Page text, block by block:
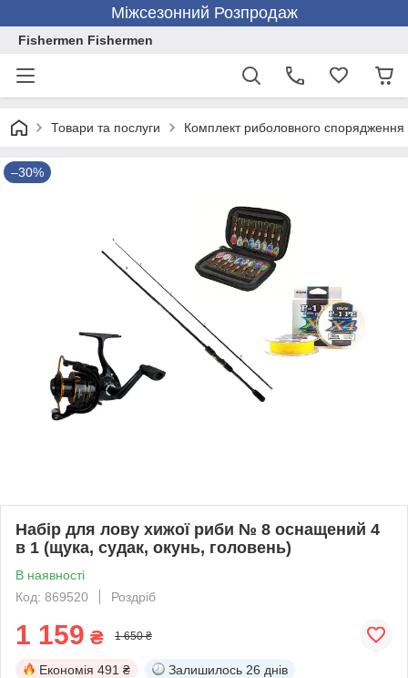
Міжсезонний Розпродаж
Fishermen Fishermen
Товари та послуги Комплект риболовного спорядження
–30%
Набір для лову хижої риби № 8 оснащений 4
в 1 (щука, судак, окунь, головень)
В наявності
Код: 869520
Роздріб
1 159 ₴ 1 650 ₴
Економія 491 ₴ Залишилось 26 днів